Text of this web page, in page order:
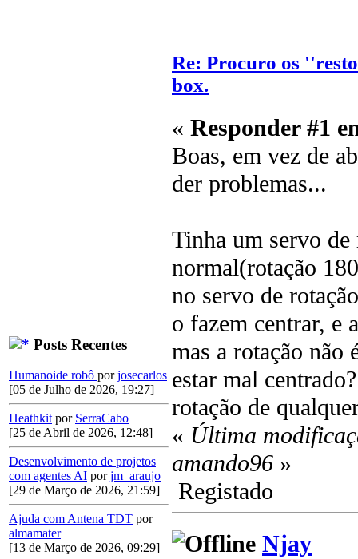
Posts Recentes
Humanoide robô porjosecarlos
[05 de Julho de 2026, 19:27]
Heathkit por SerraCabo
[25 de Abril de 2026, 12:48]
Desenvolvimento de projetos
com agentes AI porjm_araujo
[29 de Março de 2026, 21:59]
Ajuda com Antena TDT por
almamater
[13 de Março de 2026, 09:29]
Re: Procuro os
box.
« Responder #1
Boas, em vez de
der problemas...
Tinha um servo de
normal(rotação
no servo de
o fazem centrar, e
mas a rotação não
estar mal
rotação de
« Última
amando96 »
Registado
Njay